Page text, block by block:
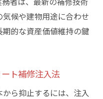
候や建物用途に合わせ
的な資産価値維持の鍵
ト補修注入法
ら抑止するには、注入